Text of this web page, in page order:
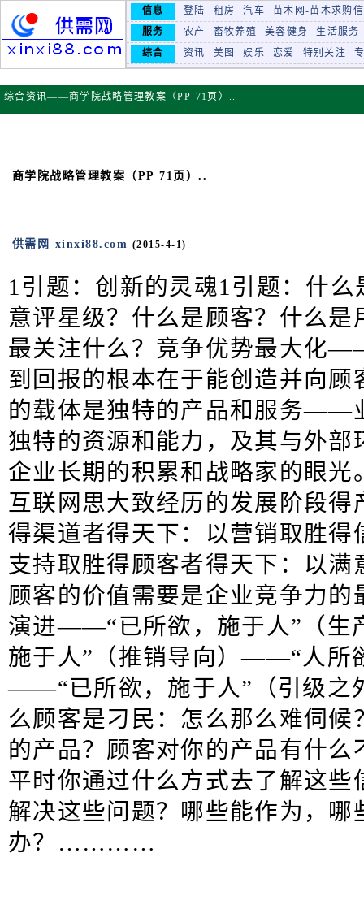
信息 登陆 租房 汽车
苗木网-苗木求购
服务
农产 畜牧养殖 美容健身
生活服务
综合
资讯 美图 娱乐 恋爱 特别关注
综合资讯——商学院战略管理教案（PP 71页）..
商学院战略管理教案（PP 71页）..
供需网 xinxi88.com (2015-4-1)
1引题：创新的灵魂1引题：什么
意评星级？什么是顾客？什么
最关注什么？竞争优势最大化
到回报的根本在于能创造并向
的载体是独特的产品和服务——
独特的资源和能力，及其与外
企业长期的积累和战略家的眼
互联网思大致经历的发展阶段
得渠道者得天下：以营销取胜
支持取胜得顾客者得天下：以
顾客的价值需要是企业竞争力
演进——“已所欲，施于人”（
施于人”（推销导向）——“人所
——“已所欲，施于人”（引级之
么顾客是刁民：怎么那么难伺
的产品？顾客对你的产品有什
平时你通过什么方式去了解这
解决这些问题？哪些能作为，哪
办？…………